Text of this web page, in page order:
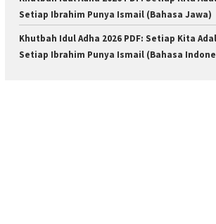
Setiap Ibrahim Punya Ismail (Bahasa Jawa)
Khutbah Idul Adha 2026 PDF: Setiap Kita
Setiap Ibrahim Punya Ismail (Bahasa